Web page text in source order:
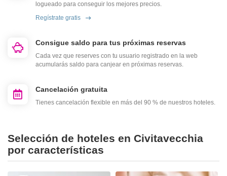
logueado para conseguir los mejores precios.
Regístrate gratis
Consigue saldo para tus próximas reservas
Cada vez que reserves con tu usuario registrado en la web
acumularás saldo para canjear en próximas reservas.
Cancelación gratuita
Tienes cancelación flexible en más del 90 % de nuestros hoteles.
Selección de hoteles en Civitavecchia
por características